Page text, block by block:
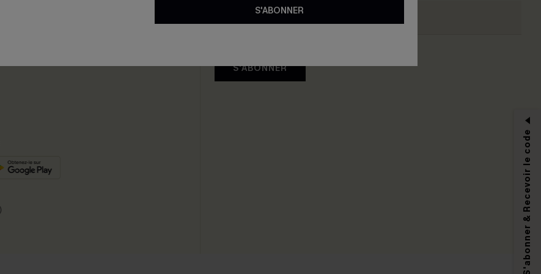
S'ABONNER
S'ABONNER
S'abonner & Recevoir le code